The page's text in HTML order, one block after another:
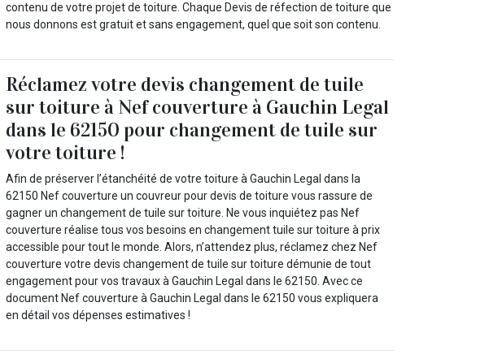
contenu de votre projet de toiture. Chaque Devis de réfection de toiture que
nous donnons est gratuit et sans engagement, quel que soit son contenu.
Réclamez votre devis changement de tuile
sur toiture à Nef couverture à Gauchin Legal
dans le 62150 pour changement de tuile sur
votre toiture !
Afin de préserver l’étanchéité de votre toiture à Gauchin Legal dans la
62150 Nef couverture un couvreur pour devis de toiture vous rassure de
gagner un changement de tuile sur toiture. Ne vous inquiétez pas Nef
couverture réalise tous vos besoins en changement tuile sur toiture à prix
accessible pour tout le monde. Alors, n’attendez plus, réclamez chez Nef
couverture votre devis changement de tuile sur toiture démunie de tout
engagement pour vos travaux à Gauchin Legal dans le 62150. Avec ce
document Nef couverture à Gauchin Legal dans le 62150 vous expliquera
en détail vos dépenses estimatives !